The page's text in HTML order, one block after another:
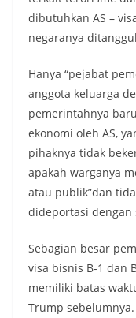
dibutuhkan AS –
negaranya
Hanya “pejabat
anggota keluarga
pemerintahnya
ekonomi oleh AS,
pihaknya tidak
apakah warganya
atau publik”dan
dideportasi dengan
Sebagian besar
visa bisnis B-1 dan
memiliki batas
Trump sebelumnya.